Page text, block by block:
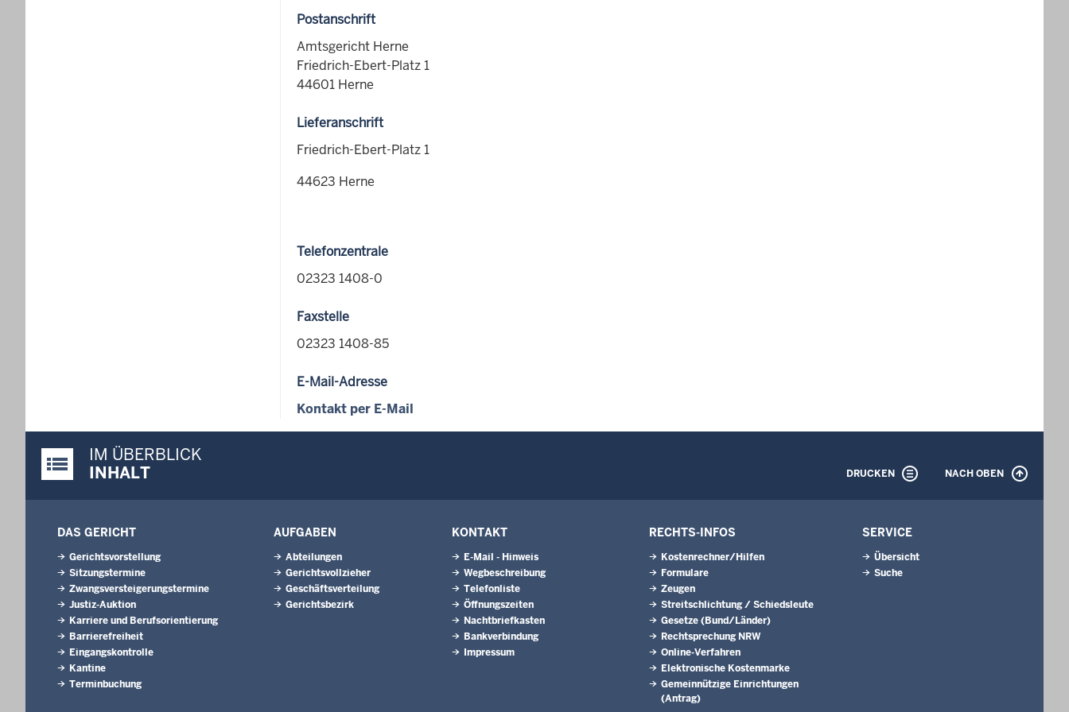
Postanschrift
Amtsgericht Herne
Friedrich-Ebert-Platz 1
44601 Herne
Lieferanschrift
Friedrich-Ebert-Platz 1
44623 Herne
Telefonzentrale
02323 1408-0
Faxstelle
02323 1408-85
E-Mail-Adresse
Kontakt per E-Mail
Justiz-Portal im Überblick:
IM ÜBERBLICK
INHALT
DRUCKEN NACH OBEN
DAS GERICHT
Gerichtsvorstellung
Sitzungstermine
Zwangsversteigerungs­termine
Justiz-Auktion
Karriere und Berufsorientierung
Barrierefreiheit
Eingangskontrolle
Kantine
Terminbuchung
AUFGABEN
Abteilungen
Gerichtsvollzieher
Geschäftsverteilung
Gerichtsbezirk
KONTAKT
E-Mail - Hinweis
Wegbeschreibung
Telefonliste
Öffnungszeiten
Nachtbriefkasten
Bankverbindung
Impressum
RECHTS-INFOS
Kostenrechner/Hilfen
Formulare
Zeugen
Streitschlichtung / Schiedsleute
Gesetze (Bund/Länder)
Rechtsprechung NRW
Online-Verfahren
Elektronische Kostenmarke
Gemeinnützige Einrichtungen
(Antrag)
SERVICE
Übersicht
Suche